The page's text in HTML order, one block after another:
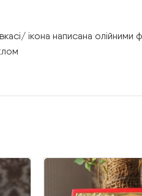
ікона написана